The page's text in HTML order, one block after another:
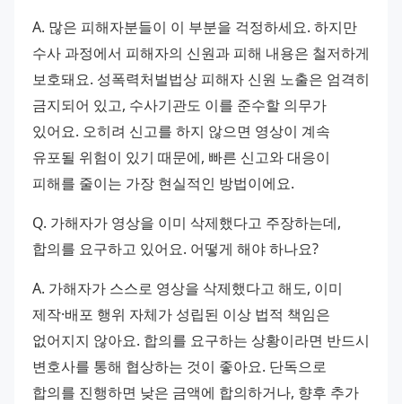
A. 많은 피해자분들이 이 부분을 걱정하세요. 하지만
수사 과정에서 피해자의 신원과 피해 내용은 철저하게
보호돼요. 성폭력처벌법상 피해자 신원 노출은 엄격히
금지되어 있고, 수사기관도 이를 준수할 의무가
있어요. 오히려 신고를 하지 않으면 영상이 계속
유포될 위험이 있기 때문에, 빠른 신고와 대응이
피해를 줄이는 가장 현실적인 방법이에요.
Q. 가해자가 영상을 이미 삭제했다고 주장하는데,
합의를 요구하고 있어요. 어떻게 해야 하나요?
A. 가해자가 스스로 영상을 삭제했다고 해도, 이미
제작·배포 행위 자체가 성립된 이상 법적 책임은
없어지지 않아요. 합의를 요구하는 상황이라면 반드시
변호사를 통해 협상하는 것이 좋아요. 단독으로
합의를 진행하면 낮은 금액에 합의하거나, 향후 추가